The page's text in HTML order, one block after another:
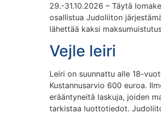
29.-31.10.2026 – Täytä
osallistua Judoliiton
lähettää kaksi
Vejle leiri
Leiri on suunnattu alle 18-
Kustannusarvio 600 euroa.
erääntyneitä laskuja, joiden
tarkistaa luottotiedot.